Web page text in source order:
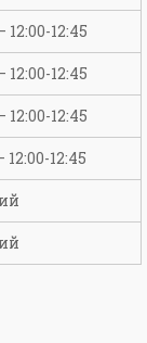
12:00-12:45
12:00-12:45
12:00-12:45
12:00-12:45